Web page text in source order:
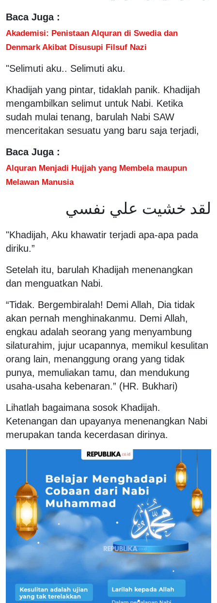
Baca Juga :
Akademisi: Penistaan Alquran di Swedia dan
Denmark Akibat Disusupi Filsuf Nazi
"Selimuti aku.. Selimuti aku.
Khadijah yang pintar, tidaklah panik. Khadijah
mengambilkan selimut untuk Nabi. Ketika
sudah mulai tenang, barulah Nabi SAW
menceritakan sesuatu yang baru saja terjadi,
Baca Juga :
Alquran Menjadi Hujjah yang Membela maupun
Melawan Manusia
لقد خشيت علي نفسي
"Khadijah, Aku khawatir terjadi apa-apa pada
diriku.”
Setelah itu, barulah Khadijah menenangkan
dan menguatkan Nabi.
“Tidak. Bergembiralah! Demi Allah, Dia tidak
akan pernah menghinakanmu. Demi Allah,
engkau adalah seorang yang menyambung
silaturahim, jujur ucapannya, memikul kesulitan
orang lain, menanggung orang yang tidak
punya, memuliakan tamu, dan mendukung
usaha-usaha kebenaran.” (HR. Bukhari)
Lihatlah bagaimana sosok Khadijah.
Ketenangan dan upayanya menenangkan Nabi
merupakan tanda kecerdasan dirinya.